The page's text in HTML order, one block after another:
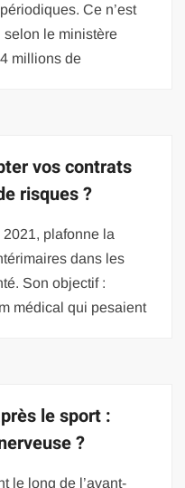
Ce n’est
selon le ministère
millions de
vos contrats
risques ?
plafonne la
dans les
Son objectif :
médical qui pesaient
le sport :
?
le long de l’avant-